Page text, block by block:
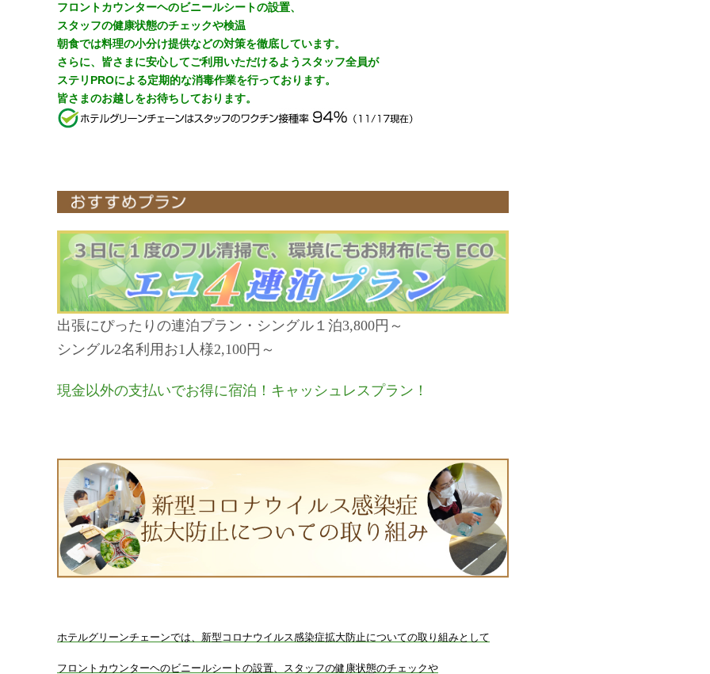
フロントカウンターヘのビニールシートの設置、
スタッフの健康状態のチェックや検温
朝食では料理の小分け提供などの対策を徹底しています。
さらに、皆さまに安心してご利用いただけるようスタッフ全員が
ステリPROによる定期的な消毒作業を行っております。
皆さまのお越しをお待ちしております。
出張にぴったりの連泊プラン・シングル１泊3,800円～
シングル2名利用お1 人様2,100円～
現金以外の支払いでお得に宿泊！キャッシュレスプラン！
ホテルグリーンチェーンでは、新型コロナウイルス感染症拡大防止についての取り組みとして
フロントカウンターヘのビニールシートの設置、スタッフの健康状態のチェックや